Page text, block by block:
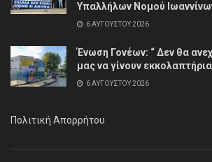
Υπαλλήλων Νομού
6 ΑΥΓΟΎΣΤΟΥ 2026
Ένωση Γονέων: “ Δεν θα
μας να γίνουν
6 ΑΥΓΟΎΣΤΟΥ 2026
Πολιτική Απορρήτου